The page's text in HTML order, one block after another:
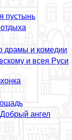
пустынь
драмы и комедии
и всея Руси
ангел